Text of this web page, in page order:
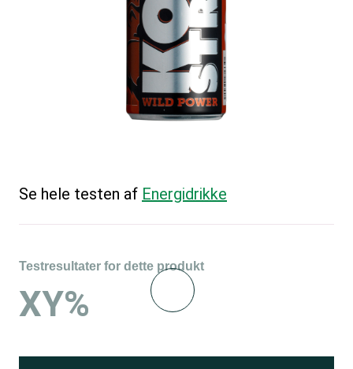
Se hele testen af Energidrikke
Testresultater for dette produkt
XY%